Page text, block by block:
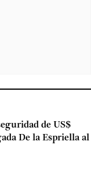
de US$
De la Espriella al